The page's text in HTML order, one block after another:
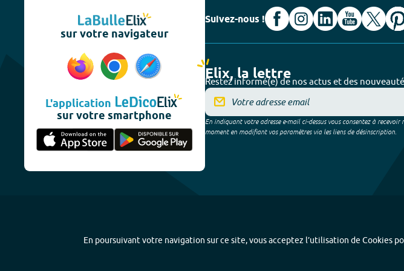
sur votre navigateur
L'application
sur votre smartphone
Suivez-nous !
Elix, la lettre
Restez informé(e) de nos actus et des
En indiquant votre adresse e-mail ci-dessus vous consentez à
moment en modifiant vos paramètres via les liens de désinscription.
En poursuivant votre navigation sur ce site, vous acceptez l’utilisation de Cookies